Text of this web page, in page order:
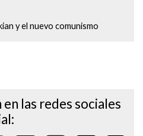
y el nuevo comunismo
en las redes sociales